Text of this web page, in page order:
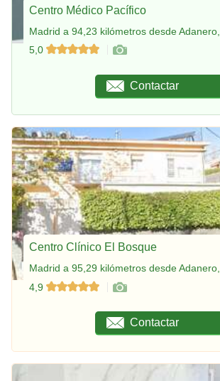
Centro Médico Pacífico
Madrid a 94,23 kilómetros desde
5,0
Contactar
Centro Clínico El Bosque
Madrid a 95,29 kilómetros desde
4,9
Contactar